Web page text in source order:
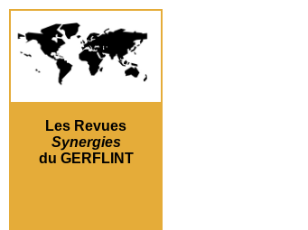
Les Revues
Synergies
du GERFLINT